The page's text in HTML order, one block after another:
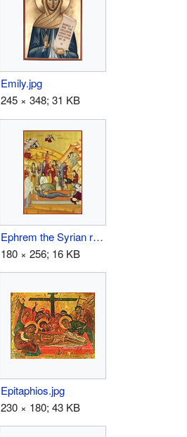
Emily.jpg
245 × 348; 31 KB
Ephrem the Syrian repose.jpg
180 × 256; 16 KB
Epitaphios.jpg
230 × 180; 43 KB